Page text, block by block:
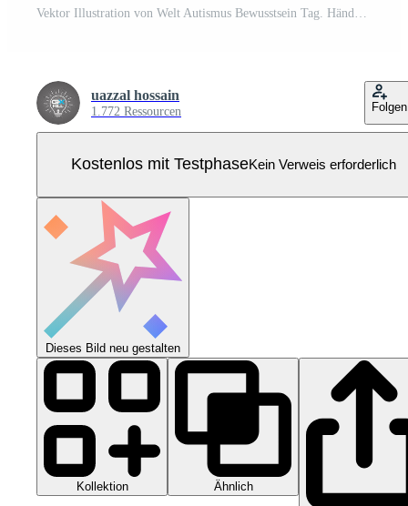
uazzal hossain
1.772 Ressourcen Folgen
Kostenlos mit TestphaseKein Verweis erforderlich
Dieses Bild neu gestalten
Kollektion Ähnlich